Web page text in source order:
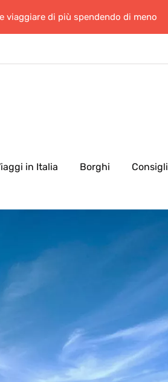
viaggiare di più spendendo di meno
in Italia Borghi Consigli